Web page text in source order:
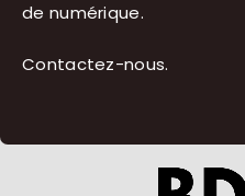
de numérique.
Contactez-nous.